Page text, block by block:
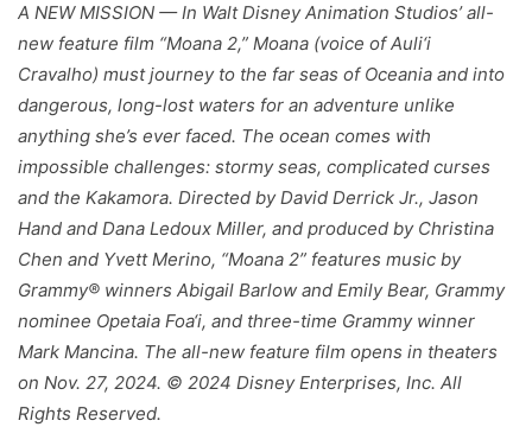
A NEW MISSION — In Walt Disney Animation Studios’ all-
new feature film “Moana 2,” Moana (voice of Auli‘i
Cravalho) must journey to the far seas of Oceania and into
dangerous, long-lost waters for an adventure unlike
anything she’s ever faced. The ocean comes with
impossible challenges: stormy seas, complicated curses
and the Kakamora. Directed by David Derrick Jr., Jason
Hand and Dana Ledoux Miller, and produced by Christina
Chen and Yvett Merino, “Moana 2” features music by
Grammy® winners Abigail Barlow and Emily Bear, Grammy
nominee Opetaia Foa‘i, and three-time Grammy winner
Mark Mancina. The all-new feature film opens in theaters
on Nov. 27, 2024. © 2024 Disney Enterprises, Inc. All
Rights Reserved.